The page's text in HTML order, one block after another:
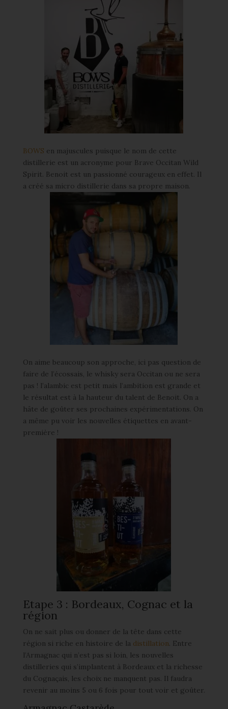
BOWS en majuscules puisque le nom de cette
distillerie est un acronyme pour Brave Occitan Wild
Spirit. Benoit est un passionné courageux en effet. Il
a créé sa micro distillerie dans sa propre maison.
On aime beaucoup son approche, ici pas question de
faire de l’écossais, le whisky sera Occitan ou ne sera
pas ! l’alambic est petit mais l’ambition est grande et
le résultat est à la hauteur du talent de Benoit. On a
hâte de goûter ses prochaines expérimentations. On
a même pu voir les nouvelles étiquettes en avant-
première !
Etape 3 : Bordeaux, Cognac et la
région
On ne sait plus ou donner de la tête dans cette
région si riche en histoire de la distillation. Entre
l’Armagnac qui n’est pas si loin, les nouvelles
distilleries qui s’implantent à Bordeaux et la richesse
du Cognaçais, les choix ne manquent pas. Il faudra
revenir au moins 5 ou 6 fois pour tout voir et goûter.